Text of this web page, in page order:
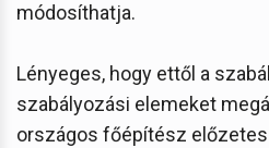
módosíthatja.
Lényeges, hogy ettől a
szabályozási elemeket
országos főépítész előzetes